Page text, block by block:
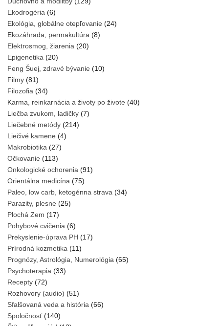
Ekodrogéria (6)
Ekológia, globálne otepľovanie (24)
Ekozáhrada, permakultúra (8)
Elektrosmog, žiarenia (20)
Epigenetika (20)
Feng Šuej, zdravé bývanie (10)
Filmy (81)
Filozofia (34)
Karma, reinkarnácia a životy po živote (40)
Liečba zvukom, ladičky (7)
Liečebné metódy (214)
Liečivé kamene (4)
Makrobiotika (27)
Očkovanie (113)
Onkologické ochorenia (91)
Orientálna medicína (75)
Paleo, low carb, ketogénna strava (34)
Parazity, plesne (25)
Plochá Zem (17)
Pohybové cvičenia (6)
Prekyslenie-úprava PH (17)
Prírodná kozmetika (11)
Prognózy, Astrológia, Numerológia (65)
Psychoterapia (33)
Recepty (72)
Rozhovory (audio) (51)
Sfalšovaná veda a história (66)
Spoločnosť(140)